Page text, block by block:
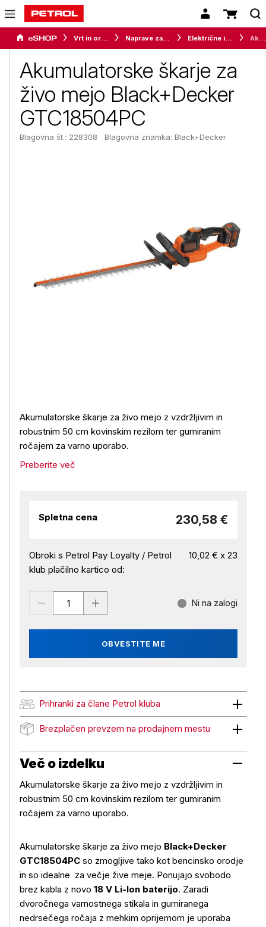
Vrt in orodje Naprave za vrt in okolico Električne in akumulatorske škarje
Akumulatorske škarje za
živo mejo Black+Decker
GTC18504PC
Blagovna št.: 228308 Blagovna znamka: Black+Decker
Akumulatorske škarje za živo mejo z vzdržljivim in
robustnim 50 cm kovinskim rezilom ter gumiranim
ročajem za varno uporabo.
Preberite več
Spletna cena 230,58 €
Obroki s Petrol Pay Loyalty / Petrol
klub plačilno kartico od:
10,02 € x 23
OBVESTITE ME
Ni na zalogi
Prihranki za člane Petrol kluba
Prihranki za člane Petrol kluba
Brezplačen prevzem na prodajnem mestu
Brezplačen prevzem na prodajnem mestu
Več o izdelku
Akumulatorske škarje za živo mejo z vzdržljivim in
robustnim 50 cm kovinskim rezilom ter gumiranim
ročajem za varno uporabo.
Akumulatorske škarje za živo mejo Black+Decker
GTC18504PC so zmogljive tako kot bencinsko orodje
in so idealne za večje žive meje. Ponujajo svobodo
brez kabla z novo 18 V Li-Ion baterijo. Zaradi
dvoročnega varnostnega stikala in gumiranega
nedrsečega ročaja z mehkim oprijemom je uporaba